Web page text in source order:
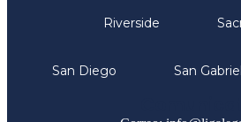
Riverside
San Diego San Gabriel